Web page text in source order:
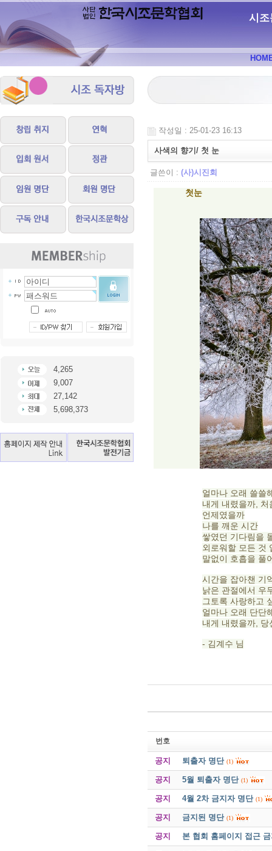
시조
4,265
9,007
27,142
5,698,373
작성일 : 25-01-23 16:13
사색의 향기/ 첫 눈
글쓴이 : (사)시진회
첫눈
얼마나 오래 쓸쓸
내게 내렸을까, 처
언제였을까
나를 깨운 시간
쌓였던 기다림을
외로워할 모든 것
말없이 호흡을 풀
시간을 잡아챈 기
낡은 관절에서 우
그토록 사랑하고
얼마나 오래 단단
내게 내렸을까, 당
- 김계수 님
번호
공지 퇴출자 명단 (1)
공지 5월 퇴출자 명단 (1)
공지 4월 2차 금지자 명단 (1)
공지 금지된 명단 (1)
공지 본 협회 홈페이지 접근